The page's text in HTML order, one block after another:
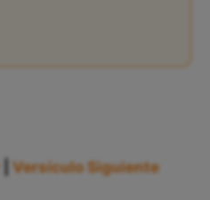
Versículo Siguiente